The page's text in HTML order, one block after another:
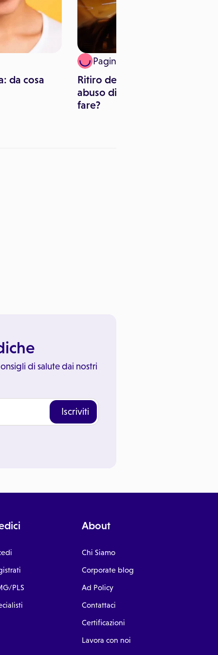
da cosa
Paginemediche
Ritiro della patente per
abuso di alcol: che esami
fare?
di salute dai nostri
Iscriviti
PLS
About
Chi Siamo
Corporate blog
Ad Policy
Contattaci
Certificazioni
Lavora con noi